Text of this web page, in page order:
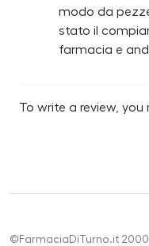
modo da
stato il
farmacia e
To write a review,
©FarmaciaDiTurno.it 2000